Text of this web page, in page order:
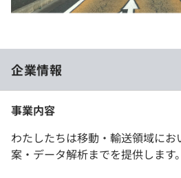
企業情報
事業内容
わたしたちは移動・輸送領域に
案・データ解析までを提供します。